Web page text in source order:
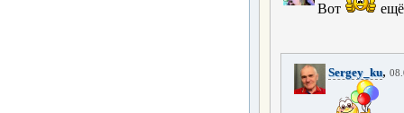
Вот
Sergey_ku,